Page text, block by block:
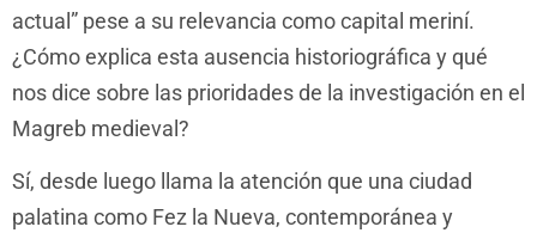
actual” pese a su relevancia como capital meriní.
¿Cómo explica esta ausencia historiográfica y qué
nos dice sobre las prioridades de la investigación en el
Magreb medieval?
Sí, desde luego llama la atención que una ciudad
palatina como Fez la Nueva, contemporánea y